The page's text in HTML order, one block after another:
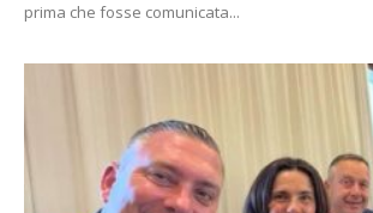
prima che fosse comunicata...